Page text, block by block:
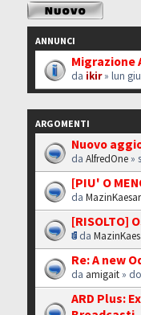
Scrivi un nuovo
argomento
ANNUNCI
Migrazione
da ikir» lun
ARGOMENTI
Nuovo
daAlfredOne »
[PIU' O
daMazinKaesar
[RISOLTO]
da
Re: A new
da amigait »
ARD Plus: